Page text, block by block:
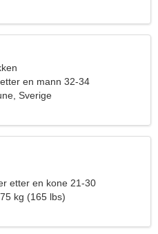
en mann 32-34
Sverige
etter en kone 21-30
kg (165 lbs)